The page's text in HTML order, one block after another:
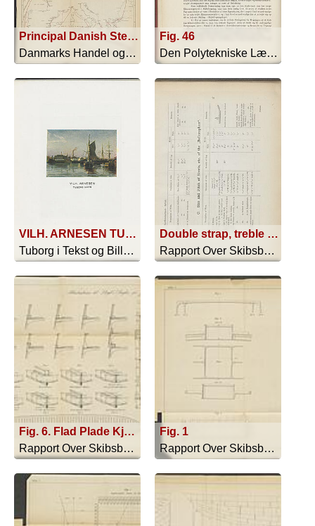
Principal Danish Steamship-Routes
Danmarks Handel og Industri - 1919
Fig. 46
Den Polytekniske Læreanstalt - 1910
VILH. ARNESEN TUBORG HAVN
Tuborg i Tekst og Billeder - 1915
Double strap, treble rivetted
Rapport Over Skibsbyggeriet I England... - 1866
Fig. 6. Flad Plade Kjöl & Center og flad Plade Kjölsvin
Rapport Over Skibsbyggeriet I England... - 1866
Fig. 1
Rapport Over Skibsbyggeriet I England... - 1866